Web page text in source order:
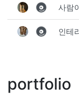
portfolio